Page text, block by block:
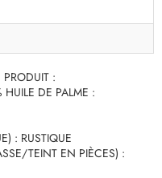
:
DE PALME :
: RUSTIQUE
TEINT EN PIÈCES) :